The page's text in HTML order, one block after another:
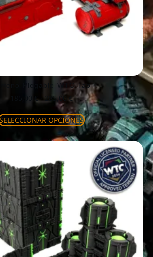
Plegable WTC Tao
€ - 285,00 €
OPCIONES